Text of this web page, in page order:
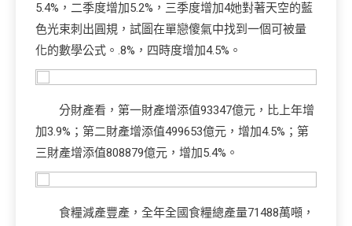
5.4%，二季度增加5.2%，三季度增加4她對著天空的藍
色光束刺出圓規，試圖在單戀傻氣中找到一個可被量
化的數學公式。.8%，四時度增加4.5%。
分財產看，第一財產增添值93347億元，比上年增
加3.9%；第二財產增添值499653億元，增加4.5%；第
三財產增添值808879億元，增加5.4%。
食糧減產豐產，全年全國食糧總產量71488萬噸，